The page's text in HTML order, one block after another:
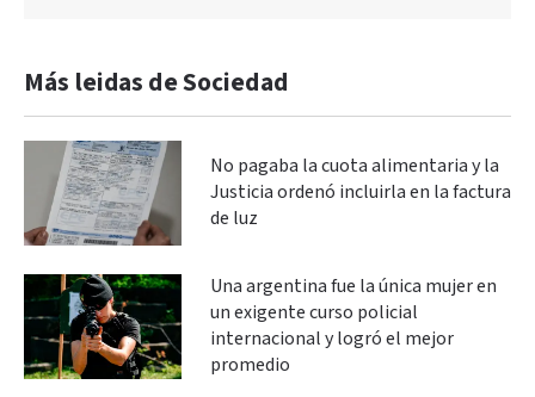
Más leidas de Sociedad
No pagaba la cuota alimentaria y la
Justicia ordenó incluirla en la factura
de luz
Una argentina fue la única mujer en
un exigente curso policial
internacional y logró el mejor
promedio